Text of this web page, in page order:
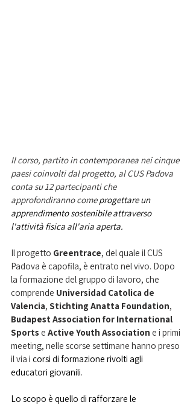
Il corso, partito in contemporanea nei cinque
paesi coinvolti dal progetto, al CUS Padova
conta su 12 partecipanti che
approfondiranno come progettare un
apprendimento sostenibile attraverso
l'attività fisica all'aria aperta.
Il progetto Greentrace, del quale il CUS
Padova è capofila, è entrato nel vivo. Dopo
la formazione del gruppo di lavoro, che
comprende Universidad Catolica de
Valencia, Stichting Anatta Foundation,
Budapest Association for International
Sports e Active Youth Association e i primi
meeting, nelle scorse settimane hanno preso
il via i corsi di formazione rivolti agli
educatori giovanili.
Lo scopo è quello di rafforzare le